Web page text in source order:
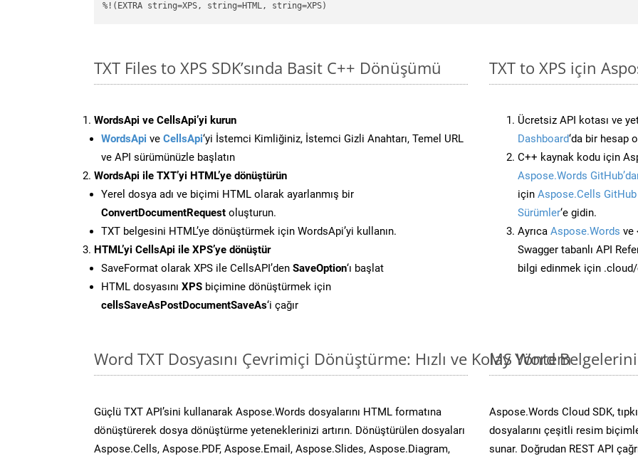
%!(EXTRA string=XPS, string=HTML, string=XPS)
TXT Files to XPS SDK’sında Basit C++ Dönüşümü
WordsApi ve CellsApi’yi kurun
WordsApi ve CellsApi‘yi İstemci Kimliğiniz, İstemci Gizli Anahtarı, Temel URL
ve API sürümünüzle başlatın
WordsApi ile TXT’yi HTML’ye dönüştürün
Yerel dosya adı ve biçimi HTML olarak ayarlanmış bir
ConvertDocumentRequest oluşturun.
TXT belgesini HTML’ye dönüştürmek için WordsApi’yi kullanın.
HTML’yi CellsApi ile XPS’ye dönüştür
SaveFormat olarak XPS ile CellsAPI’den SaveOption‘ı başlat
HTML dosyasını XPS biçimine dönüştürmek için
cellsSaveAsPostDocumentSaveAs‘i çağır
TXT to XPS için
Ücretsiz API kotası ve
Dashboard‘da bir hesap
C++ kaynak kodu için
Aspose.Words
için Aspose.Cells GitHub
Sürümler‘e gidin.
Ayrıca Aspose.Words ve
Swagger tabanlı API
bilgi edinmek için
Word TXT Dosyasını Çevrimiçi Dönüştürme: Hızlı ve Kolay Yöntem
Güçlü TXT API’sini kullanarak Aspose.Words dosyalarını HTML formatına
dönüştürerek dosya dönüştürme yeteneklerinizi artırın. Dönüştürülen dosyaları
Aspose.Cells, Aspose.PDF, Aspose.Email, Aspose.Slides, Aspose.Diagram,
MS Word
Aspose.Words Cloud SDK,
dosyalarını çeşitli resim
sunar. Doğrudan REST API